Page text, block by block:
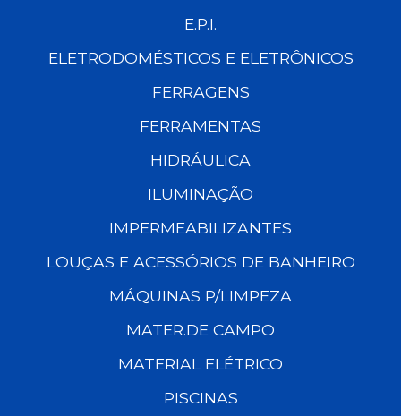
E.P.I.
ELETRODOMÉSTICOS E ELETRÔNICOS
FERRAGENS
FERRAMENTAS
HIDRÁULICA
ILUMINAÇÃO
IMPERMEABILIZANTES
LOUÇAS E ACESSÓRIOS DE BANHEIRO
MÁQUINAS P/LIMPEZA
MATER.DE CAMPO
MATERIAL ELÉTRICO
PISCINAS